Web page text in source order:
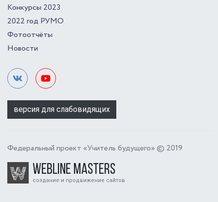
Конкурсы 2023
2022 год РУМО
Фотоотчёты
Новости
версия для слабовидящих
Федеральный проект «Учитель будущего» © 2019
Webline Masters
создание и продвижение сайтов